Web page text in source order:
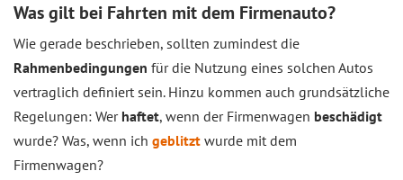
Was gilt bei Fahrten mit dem Firmenauto?
Wie gerade beschrieben, sollten zumindest die
Rahmenbedingungen für die Nutzung eines solchen Autos
vertraglich definiert sein. Hinzu kommen auch grundsätzliche
Regelungen: Wer haftet, wenn der Firmenwagen beschädigt
wurde? Was, wenn ich geblitzt wurde mit dem
Firmenwagen?